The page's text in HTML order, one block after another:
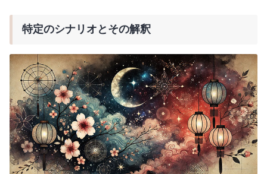
特定のシナリオとその解釈